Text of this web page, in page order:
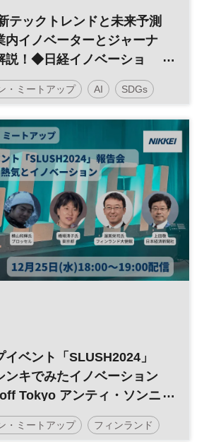
テックトレンドと未来予測
内イノベーターとジャーナ
説！◆日経イノベーショ
プ
・ミートアップ AI SDGs
スタートアップ
デジタル DX 参加無料
ベント「SLUSH2024」
キでみたイノベーション
Tokyo アンティ・ソンニ
チャー協会 渋谷修太氏ら
ベーション・ミートアップ
・ミートアップ フィンランド